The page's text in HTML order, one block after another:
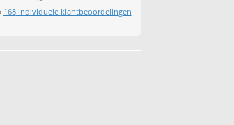
168individuele klantbeoordelingen